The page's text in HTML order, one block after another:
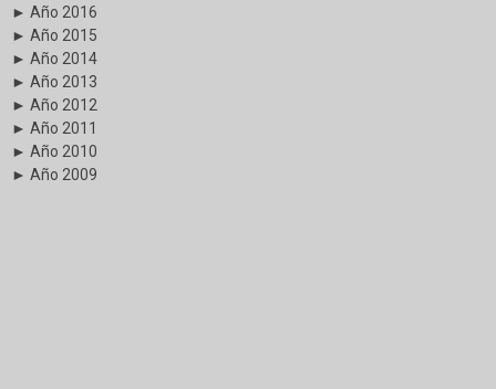
► Año 2016
► Año 2015
► Año 2014
► Año 2013
► Año 2012
► Año 2011
► Año 2010
► Año 2009